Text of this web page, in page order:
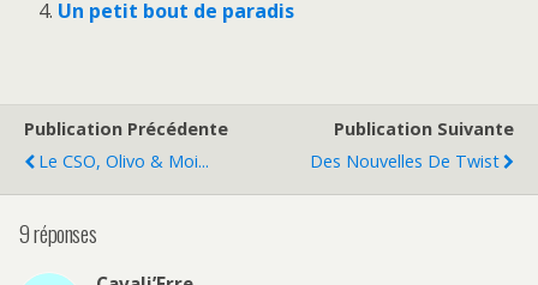
Un petit bout de paradis
Publication Précédente
Le CSO, Olivo & Moi...
Publication Suivante
Des Nouvelles De Twist
9 réponses